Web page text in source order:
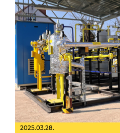
2025.03.28.